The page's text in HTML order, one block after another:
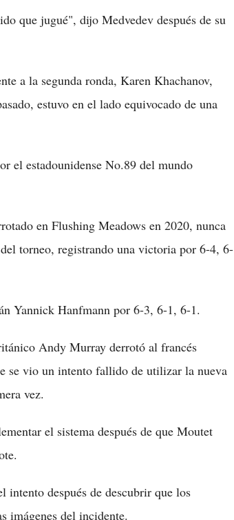
que jugué", dijo Medvedev después de su
a la segunda ronda, Karen Khachanov,
estuvo en el lado equivocado de una
el estadounidense No.89 del mundo
en Flushing Meadows en 2020, nunca
torneo, registrando una victoria por 6-4, 6-
Yannick Hanfmann por 6-3, 6-1, 6-1.
Andy Murray derrotó al francés
se vio un intento fallido de utilizar la nueva
vez.
el sistema después de que Moutet
después de descubrir que los
imágenes del incidente.